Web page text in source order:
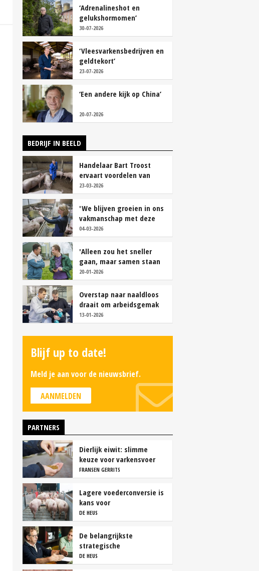
‘Adrenalineshot en
gelukshormomen’
30-07-2026
‘Vleesvarkensbedrijven en
geldtekort’
23-07-2026
‘Een andere kijk op China’
20-07-2026
BEDRIJF IN BEELD
Handelaar Bart Troost
ervaart voordelen van
coöperatieve voerfusie
23-03-2026
'We blijven groeien in ons
vakmanschap met deze
teamaanpak'
04-03-2026
'Alleen zou het sneller
gaan, maar samen staan
we stukken sterker'
20-01-2026
Overstap naar naaldloos
draait om arbeidsgemak
en diervriendelijkheid
13-01-2026
Blijf up to date!
Meld je aan voor de nieuwsbrief.
AANMELDEN
PARTNERS
Dierlijk eiwit: slimme
keuze voor varkensvoer
FRANSEN GERRITS
Lagere voederconversie is
kans voor
vleesvarkenshouders
DE HEUS
De belangrijkste
strategische
overwegingen van
vleesvarkenshouders
DE HEUS